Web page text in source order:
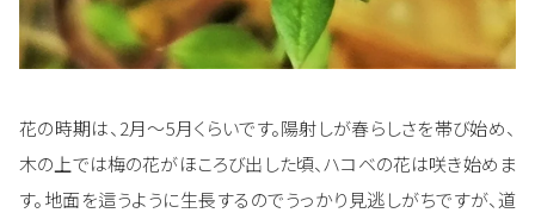
花の時期は、2月～5月くらいです。陽射しが春らしさを帯び始め、
木の上では梅の花がほころび出した頃、ハコベの花は咲き始めま
す。地面を這うように生長するのでうっかり見逃しがちですが、道